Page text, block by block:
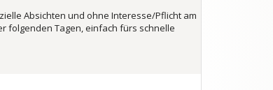
Absichten und ohne Interesse/Pflicht am
folgenden Tagen, einfach fürs schnelle